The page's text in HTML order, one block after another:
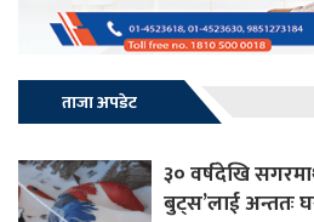
ताजा अपडेट
३० वर्षदेखि
बुट्स’लाई अन्ततः